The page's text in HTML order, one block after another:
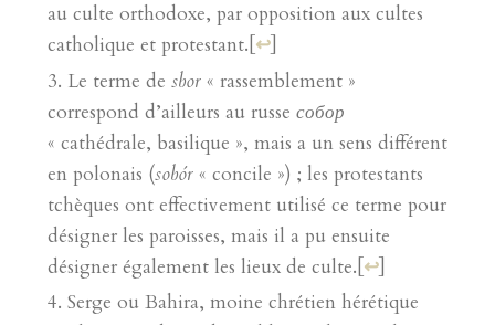
au culte orthodoxe, par opposition aux cultes
catholique et protestant. ↩]
Le terme de sbor « rassemblement »
correspond d’ailleurs au russe собор
« cathédrale, basilique », mais a un sens différent
en polonais (sobór « concile ») ; les protestants
tchèques ont effectivement utilisé ce terme pour
désigner les paroisses, mais il a pu ensuite
désigner également les lieux de culte. ↩]
Serge ou Bahira, moine chrétien hérétique